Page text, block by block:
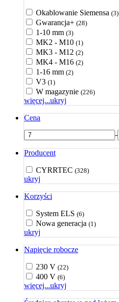
Okablowanie Siemensa (3)
Gwarancja+ (28)
1-10 mm (3)
MK2 - M10 (1)
MK3 - M12 (2)
MK4 - M16 (2)
1-16 mm (2)
V3 (1)
W magazynie (226)
więcej...ukryj
Cena
-
Producent
CYRRTEC (328)
ukryj
Korzyści
System ELS (6)
Nowa generacja (1)
ukryj
Napięcie robocze
230 V (22)
400 V (6)
więcej...ukryj